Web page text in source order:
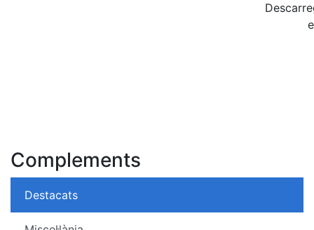
Complements
Destacats